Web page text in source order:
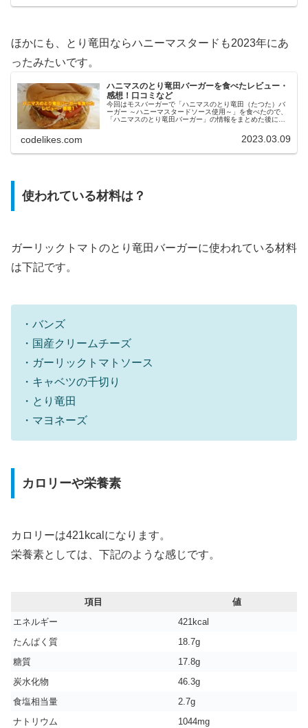
ほかにも、とり竜田ならハニーマスタードも2023年にあ
ったみたいです。
ハニマスのとり竜田バーガーを食べたレビュー・
感想！口コミなど
今回はモスバーガーで「ハニマスのとり竜田（たつた）バ
ーガー ～ハニーマスタードソース使用～」を食べたので、
「ハニマスのとり竜田バーガー」の情報をまとめた後にレ
codelikes.com 2023.03.09
使われている材料は？
ガーリックトマトのとり竜田バーガーに使われている材料
は下記です。
・バンズ
・国産クリームチーズ
・ガーリックトマトソース
・キャベツの千切り
・とり竜田
・マヨネーズ
カロリーや栄養素
カロリーは421kcalになります。
栄養素としては、下記のような感じです。
項目
値
エネルギー
421kcal
たんぱく質
18.7g
糖質
17.8g
炭水化物
46.3g
食塩相当量
2.7g
ナトリウム
1044mg